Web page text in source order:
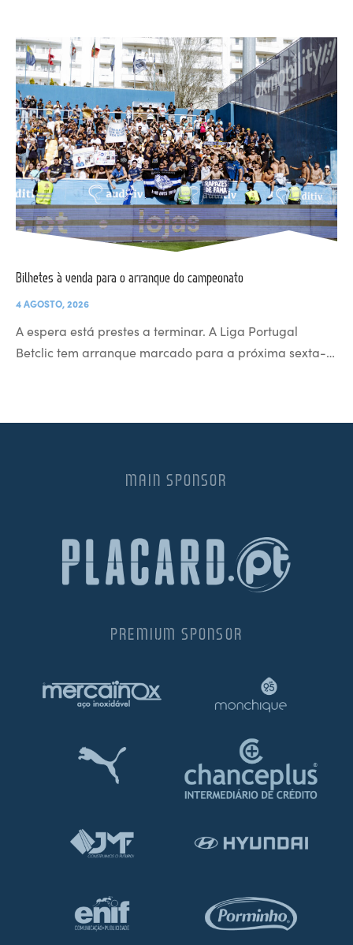
Bilhetes à venda para o arranque do campeonato
4 AGOSTO, 2026
A espera está prestes a terminar. A Liga Portugal
Betclic tem arranque marcado para a próxima sexta-…
MAIN SPONSOR
PREMIUM SPONSOR